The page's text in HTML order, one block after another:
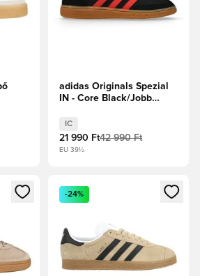
adidas Originals Spezial
IN - Core Black/Jobb
IC
21 990 Ft42 990 Ft
EU 39½
a bejelentkezéshez vagy a tagként
Megnyit egy modált a
-24%